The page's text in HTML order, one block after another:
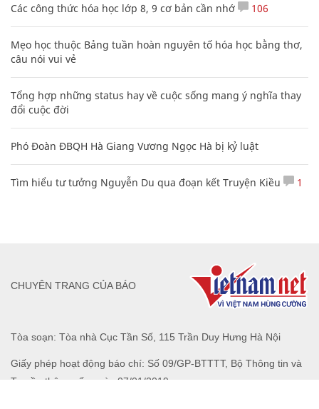
Các công thức hóa học lớp 8, 9 cơ bản cần nhớ 106
Mẹo học thuộc Bảng tuần hoàn nguyên tố hóa học bằng thơ,
câu nói vui vẻ
Tổng hợp những status hay về cuộc sống mang ý nghĩa thay
đổi cuộc đời
Phó Đoàn ĐBQH Hà Giang Vương Ngọc Hà bị kỷ luật
Tìm hiểu tư tưởng Nguyễn Du qua đoạn kết Truyện Kiều 1
Tòa soạn: Tòa nhà Cục Tần Số, 115 Trần Duy Hưng Hà Nội
Giấy phép hoạt động báo chí: Số 09/GP-BTTTT, Bộ Thông tin và
Truyền thông cấp ngày 07/01/2019.
CHUYÊN TRANG CỦA BÁO